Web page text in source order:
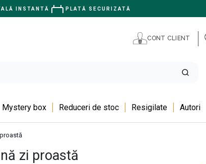
INSTANTĂ PLATĂ SECURIZATĂ
CONT CLIENT
Mystery box Reduceri de stoc Resigilate Autori
zi proastă